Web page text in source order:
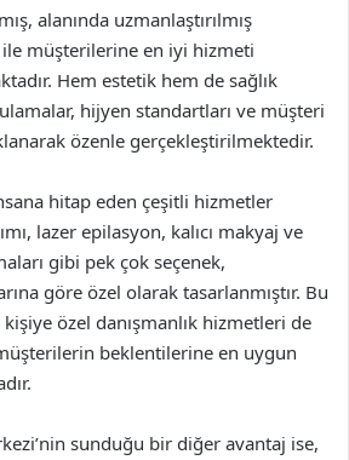
alanında uzmanlaştırılmış
müşterilerine en iyi hizmeti
Hem estetik hem de sağlık
hijyen standartları ve müşteri
özenle gerçekleştirilmektedir.
hitap eden çeşitli hizmetler
lazer epilasyon, kalıcı makyaj ve
gibi pek çok seçenek,
göre özel olarak tasarlanmıştır. Bu
kişiye özel danışmanlık hizmetleri de
beklentilerine en uygun
sunduğu bir diğer avantaj ise,